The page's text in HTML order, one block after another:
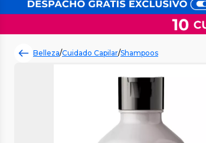
Belleza/Cuidado Capilar/Shampoos